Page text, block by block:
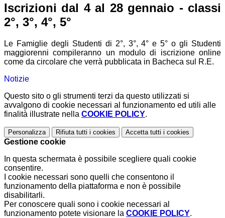
Iscrizioni dal 4 al 28 gennaio - classi
2°, 3°, 4°, 5°
Le Famiglie degli Studenti di 2°, 3°, 4° e 5° o gli Studenti
maggiorenni compileranno un modulo di iscrizione online
come da circolare che verrà pubblicata in Bacheca sul R.E.
Notizie
Questo sito o gli strumenti terzi da questo utilizzati si
avvalgono di cookie necessari al funzionamento ed utili alle
finalità illustrate nella COOKIE POLICY.
Personalizza Rifiuta tutti i cookies Accetta tutti i cookies
Gestione cookie
In questa schermata è possibile scegliere quali cookie
consentire.
I cookie necessari sono quelli che consentono il
funzionamento della piattaforma e non è possibile
disabilitarli.
Per conoscere quali sono i cookie necessari al
funzionamento potete visionare la COOKIE POLICY.